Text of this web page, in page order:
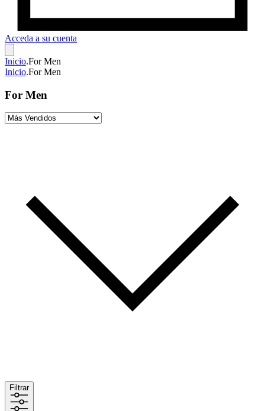
Acceda a su cuenta
Inicio.For Men
Inicio.For Men
For Men
Filtrar